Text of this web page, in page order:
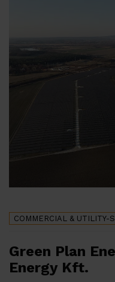
COMMERCIAL & UTILITY-
Green Plan
Energy Kft.